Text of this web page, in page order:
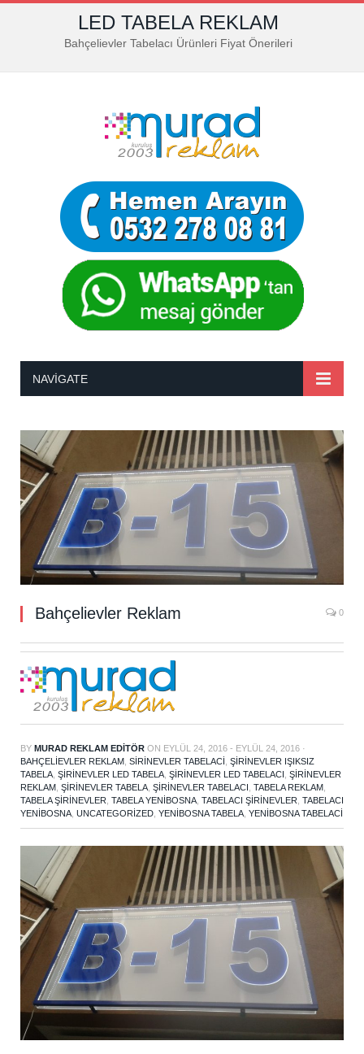
LED TABELA REKLAM
Bahçelievler Tabelacı Ürünleri Fiyat Önerileri
NAVIGATE
Bahçelievler Reklam 0
BY MURAD REKLAM EDITÖR ON EYLÜL 24, 2016 - EYLÜL 24, 2016 ·
BAHÇELIEVLER REKLAM, SIRINEVLER TABELACI , ŞIRINEVLER IŞIKSIZ
TABELA, ŞIRINEVLER LED TABELA, ŞIRINEVLER LED TABELACI , ŞIRINEVLER
REKLAM, ŞIRINEVLER TABELA, ŞIRINEVLER TABELACI , TABELA REKLAM,
TABELA ŞIRINEVLER, TABELA YENIBOSNA, TABELACI ŞIRINEVLER, TABELACI
YENIBOSNA, UNCATEGORIZED, YENIBOSNA TABELA, YENIBOSNA TABELACI